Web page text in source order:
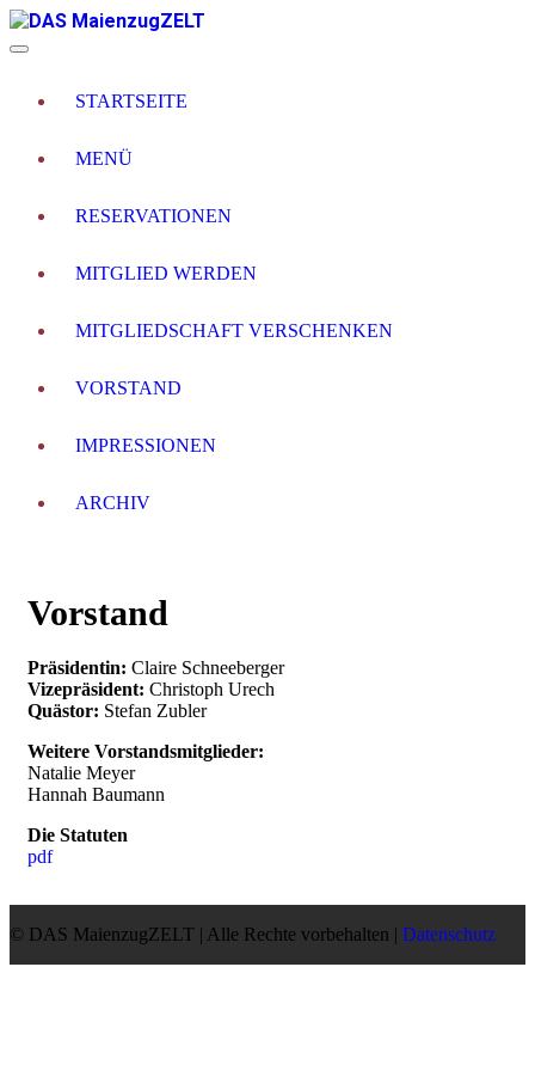
STARTSEITE
MENÜ
RESERVATIONEN
MITGLIED WERDEN
MITGLIEDSCHAFT VERSCHENKEN
VORSTAND
IMPRESSIONEN
ARCHIV
Vorstand
Präsidentin: Claire Schneeberger
Vizepräsident: Christoph Urech
Quästor: Stefan Zubler
Weitere Vorstandsmitglieder:
Natalie Meyer
Hannah Baumann
Die Statuten
pdf
© DAS MaienzugZELT | Alle Rechte vorbehalten | Datenschutz